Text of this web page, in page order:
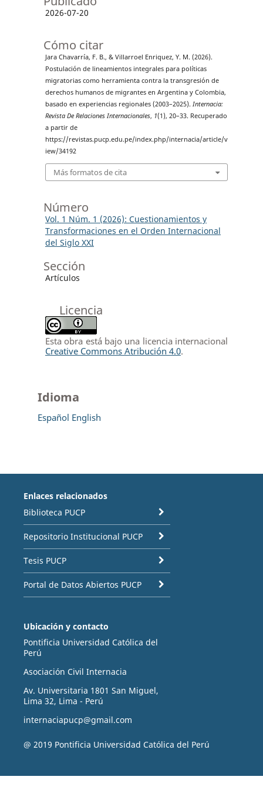
2026-07-20
Cómo citar
Jara Chavarría, F. B., & Villarroel Enriquez, Y. M. (2026).
Postulación de lineamientos integrales para políticas
migratorias como herramienta contra la transgresión de
derechos humanos de migrantes en Argentina y Colombia,
basado en experiencias regionales (2003–2025). Internacia:
Revista De Relaciones Internacionales, 1(1), 20–33. Recuperado
a partir de
https://revistas.pucp.edu.pe/index.php/internacia/article/v
iew/34192
Más formatos de cita
Número
Vol. 1 Núm. 1 (2026): Cuestionamientos y
Transformaciones en el Orden Internacional
del Siglo XXI
Sección
Artículos
Licencia
Esta obra está bajo una licencia internacional
Creative Commons Atribución 4.0.
Idioma
Español English
Enlaces relacionados
Biblioteca PUCP
Repositorio Institucional PUCP
Tesis PUCP
Portal de Datos Abiertos PUCP
Ubicación y contacto
Pontificia Universidad Católica del
Perú
Asociación Civil Internacia
Av. Universitaria 1801 San Miguel,
Lima 32, Lima - Perú
internaciapucp@gmail.com
@ 2019 Pontificia Universidad Católica del Perú